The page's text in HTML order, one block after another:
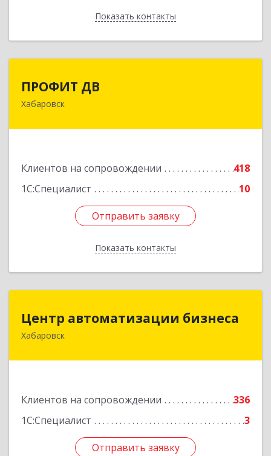
Показать контакты
Назад
ПРОФИТ ДВ
Хабаровск
Клиентов на сопровождении
418
1С:Специалист
10
Отправить заявку
Показать контакты
680000, Хабаровский край, Хабаровск г,
Отправить заявку
Назад
Центр автоматизации бизнеса
Хабаровск
Клиентов на сопровождении
336
1С:Специалист
3
Отправить заявку
Центр автоматизации бизнеса
680030, Хабаровский край, Хабаровск г, Ленина
Отправить заявку